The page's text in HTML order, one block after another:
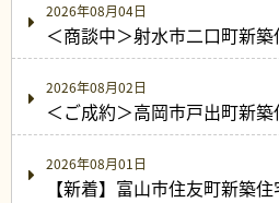
2026年08月04日
＜商談中＞射水市二口町新築
2026年08月02日
＜ご成約＞高岡市戸出町新築
2026年08月01日
【新着】富山市住友町新築